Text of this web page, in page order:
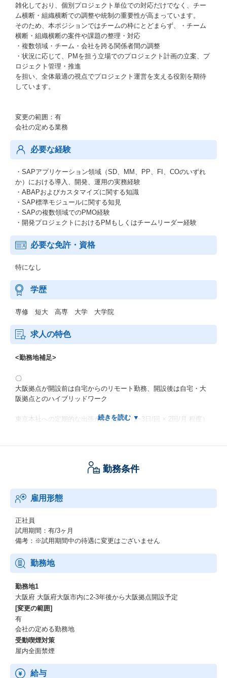
雑化しており、個別プロジェクト単位での対応だけでなく、チー
ム横断・組織横断での調整や統制の重要性が高まっています。
そのため、本ポジションではチームの枠にとどまらず、・チーム
横断・組織横断の案件や課題の整理・対応
・複数領域・チーム・会社を跨る関係者間の調整
・状況に応じて、PMを担う立場でのプロジェクト計画の立案、プ
ロジェクト管理・推進
を担い、全体最適の視点でプロジェクト運営を支える役割を期待
しています。
変更の範囲：有
会社の定める業務
必要な経験
・SAPアプリケーション領域（SD、MM、PP、FI、COのいずれ
か）における導入、開発、運用の実務経験
・ABAPおよびカスタマイズに関する知識
・SAP標準モジュールに関する知見
・SAPの複数領域でのPMO経験
・開発プロジェクトにおけるPMもしくはチームリーダー経験
必要な免許・資格
特になし
学歴
専修 短大 高専 大学 大学院
求人の特色
<勤務地補足>
〇
大阪拠点が開設前は自宅からのリモート勤務、開設後は自宅・大
阪拠点とのハイブリッドワーク
東京本社への定期的な出張があります（1~3日/回 × 2回/月 程度）
勤務条件
雇用形態
正社員
試用期間：有/3ヶ月
備考：※試用期間中の待遇に変更はございません
勤務地
勤務地1
大阪府 大阪府大阪市内に2-3年後から大阪拠点開設予定
[変更の範囲]
有
会社の定める勤務地
受動喫煙対策
屋内全面禁煙
給与